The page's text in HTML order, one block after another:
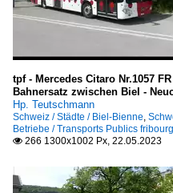
tpf - Mercedes Citaro Nr.1057
Bahnersatz zwischen Biel -
Hp. Teutschmann
Schweiz / Städte / Biel-Bienne
Betriebe / Transports Publics
 266 1300x1002 Px, 22.05.2023